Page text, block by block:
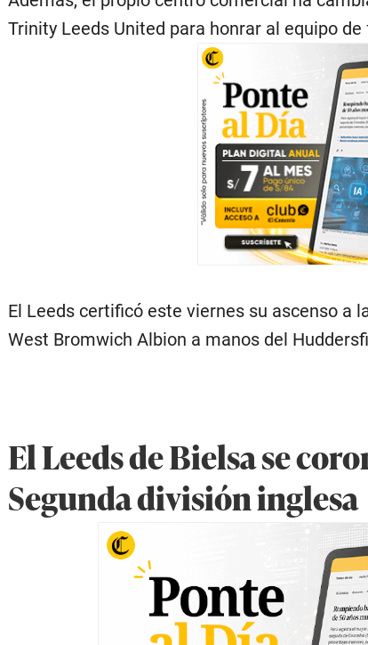
Trinity Leeds United para honrar al equipo de
El Leeds certificó este viernes su ascenso a
West Bromwich Albion a manos del
El Leeds de Bielsa se
Segunda división inglesa